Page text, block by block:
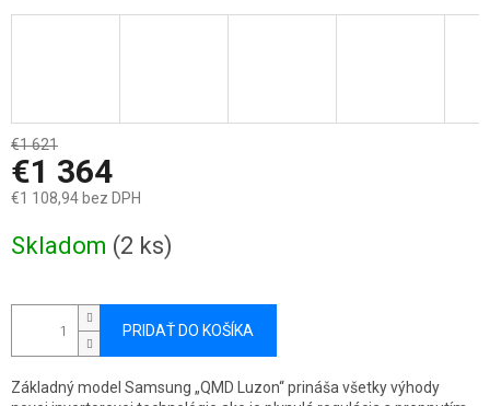
€1 621
€1 364
€1 108,94 bez DPH
cena:
Skladom (2 ks)
PRIDAŤ DO KOŠÍKA
Základný model Samsung „QMD Luzon“ prináša všetky výhody